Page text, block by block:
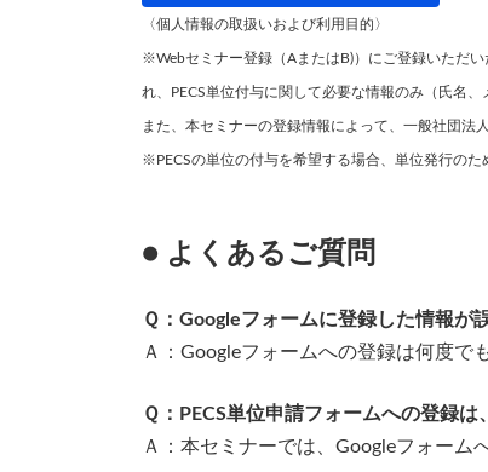
〈個人情報の取扱いおよび利用目的〉
※Webセミナー登録（AまたはB)）にご登録いただ
れ、PECS単位付与に関して必要な情報のみ（氏名
また、本セミナーの登録情報によって、一般社団法
※PECSの単位の付与を希望する場合、単位発行の
● よくあるご質問
Ｑ：Googleフォームに登録した情報が
Ａ：Googleフォームへの登録は何度で
Ｑ：PECS単位申請フォームへの登録は
Ａ：本セミナーでは、Googleフォーム